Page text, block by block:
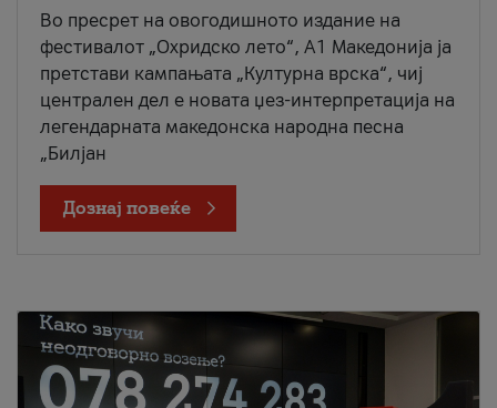
Во пресрет на овогодишното издание на
фестивалот „Охридско лето“, А1 Македонија ја
претстави кампањата „Културна врска“, чиј
централен дел е новата џез-интерпретација на
легендарната македонска народна песна
„Билјан
Дознај повеќе